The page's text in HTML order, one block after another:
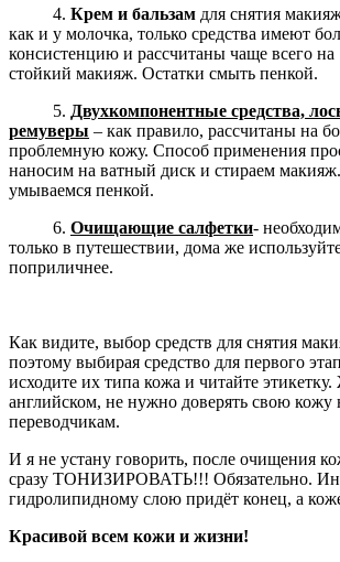
4. Крем и бальзам для снятия
как и у молочка, только средства имеют
консистенцию и рассчитаны чаще
стойкий макияж. Остатки смыть пенкой.
5. Двухкомпонентные средства,
ремуверы – как правило, рассчитаны на
проблемную кожу. Способ
наносим на ватный диск и стираем
умываемся пенкой.
6. Очищающие салфетки-
только в путешествии, дома же
поприличнее.
Как видите, выбор средств для снятия
поэтому выбирая средство для первого
исходите их типа кожа и читайте
английском, не нужно доверять свою
переводчикам.
И я не устану говорить, после очищения
сразу ТОНИЗИРОВАТЬ!!! Обязательно.
гидролипидному слою придёт конец, а
Красивой всем кожи и жизни!